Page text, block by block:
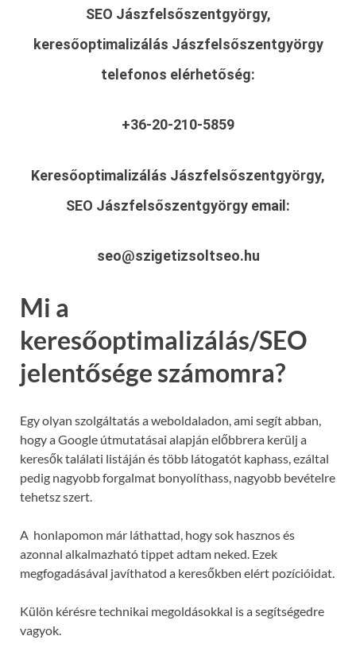
SEO Jászfelsőszentgyörgy,
keresőoptimalizálás Jászfelsőszentgyörgy
telefonos elérhetőség:
+36-20-210-5859
Keresőoptimalizálás Jászfelsőszentgyörgy,
SEO Jászfelsőszentgyörgy email:
seo@szigetizsoltseo.hu
Mi a
keresőoptimalizálás/SEO
jelentősége számomra?
Egy olyan szolgáltatás a weboldaladon, ami segít abban,
hogy a Google útmutatásai alapján előbbrera kerülj a
keresők találati listáján és több látogatót kaphass, ezáltal
pedig nagyobb forgalmat bonyolíthass, nagyobb bevételre
tehetsz szert.
A honlapomon már láthattad, hogy sok hasznos és
azonnal alkalmazható tippet adtam neked. Ezek
megfogadásával javíthatod a keresőkben elért pozícióidat.
Külön kérésre technikai megoldásokkal is a segítségedre
vagyok.